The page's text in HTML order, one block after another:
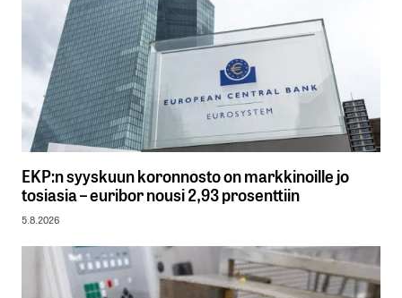
EKP:n syyskuun koronnosto on markkinoille jo
tosiasia – euribor nousi 2,93 prosenttiin
5.8.2026